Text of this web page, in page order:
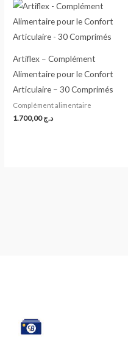
Artiflex – Complément
Alimentaire pour le Confort
Articulaire – 30 Comprimés
Complément alimentaire
د.ج1.700,00